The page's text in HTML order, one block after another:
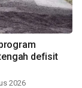
defisit
2026